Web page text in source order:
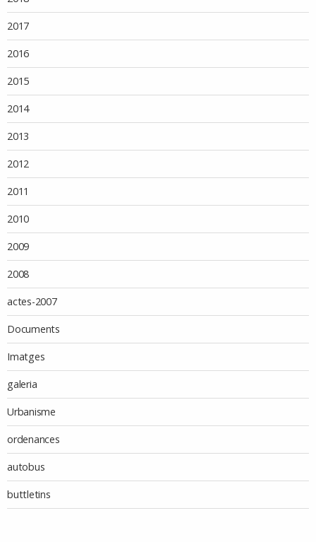
2017
2016
2015
2014
2013
2012
2011
2010
2009
2008
actes-2007
Documents
Imatges
galeria
Urbanisme
ordenances
autobus
buttletins